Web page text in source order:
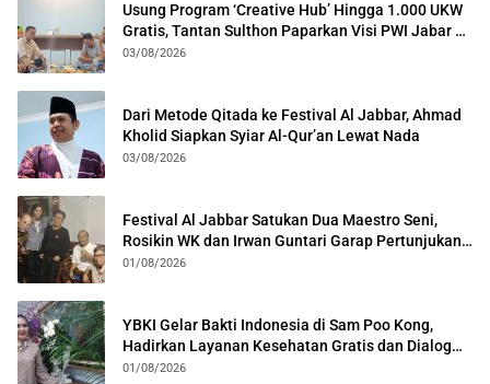
Usung Program ‘Creative Hub’ Hingga 1.000 UKW
Gratis, Tantan Sulthon Paparkan Visi PWI Jabar di
Kota Bogor
03/08/2026
Dari Metode Qitada ke Festival Al Jabbar, Ahmad
Kholid Siapkan Syiar Al-Qur’an Lewat Nada
03/08/2026
Festival Al Jabbar Satukan Dua Maestro Seni,
Rosikin WK dan Irwan Guntari Garap Pertunjukan
Kolosal
01/08/2026
YBKI Gelar Bakti Indonesia di Sam Poo Kong,
Hadirkan Layanan Kesehatan Gratis dan Dialog
Kebangsaan
01/08/2026